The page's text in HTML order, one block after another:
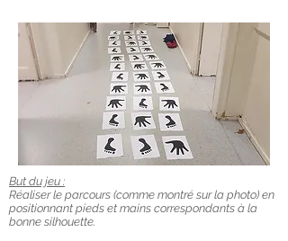
But du jeu :
Réaliser le parcours (comme montré sur la photo) en
positionnant pieds et mains correspondants à la
bonne silhouette.